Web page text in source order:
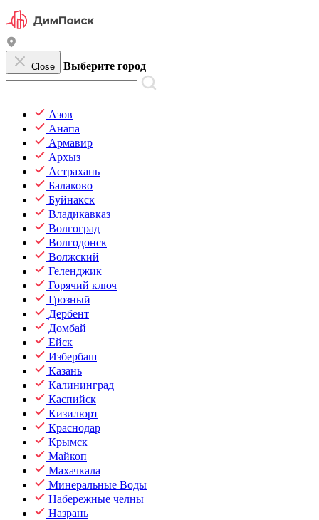
Close Выберите город
Азов
Анапа
Армавир
Архыз
Астрахань
Балаково
Буйнакск
Владикавказ
Волгоград
Волгодонск
Волжский
Геленджик
Горячий ключ
Грозный
Дербент
Домбай
Ейск
Избербаш
Казань
Калининград
Каспийск
Кизилюрт
Краснодар
Крымск
Майкоп
Махачкала
Минеральные Воды
Набережные челны
Назрань